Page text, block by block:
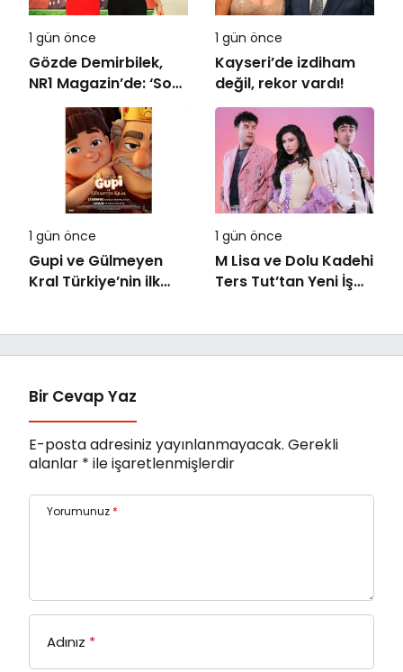
1 gün önce
Gözde Demirbilek,
NR1 Magazin’de: ‘Son
assolist olarak var
olacağım!’
1 gün önce
Kayseri’de izdiham
değil, rekor vardı!
1 gün önce
Gupi ve Gülmeyen
Kral Türkiye’nin ilk
1 gün önce
M Lisa ve Dolu Kadehi
Ters Tut’tan Yeni İş
Bir Cevap Yaz
E-posta adresiniz yayınlanmayacak. Gerekli
alanlar * ile işaretlenmişlerdir
Yorumunuz *
Adınız *